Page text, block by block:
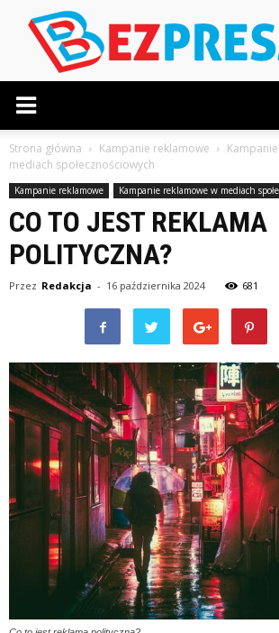
Strona główna Kampanie reklamowe
mediach społecznościowych
Kampanie reklamowe Kampanie reklamowe w mediach
CO TO JEST REKLAMA
POLITYCZNA?
Przez Redakcja - 16 października 2024 681